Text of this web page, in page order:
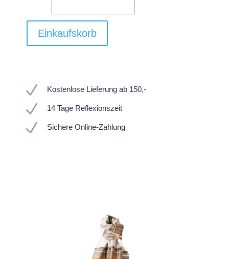
Einkaufskorb
N Kostenlose Lieferung ab 150,-
N 14 Tage Reflexionszeit
N Sichere Online-Zahlung